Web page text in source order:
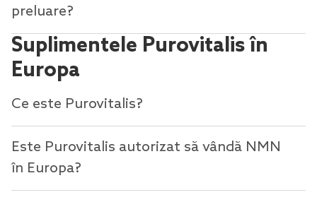
preluare?
Suplimentele Purovitalis în
Europa
Ce este Purovitalis?
Este Purovitalis autorizat să vândă NMN
în Europa?